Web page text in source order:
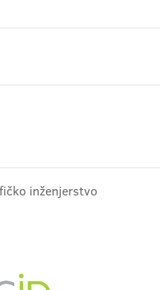
inženjerstvo